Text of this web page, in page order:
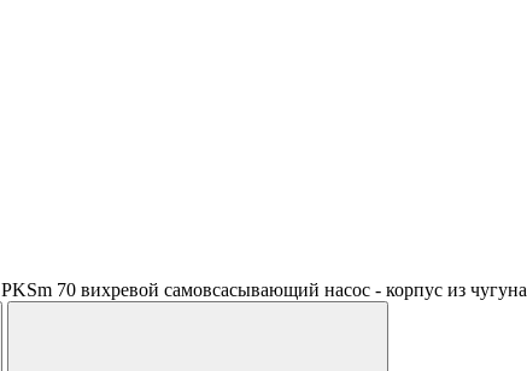
PKSm 70 вихревой самовсасывающий насос - корпус из чугуна